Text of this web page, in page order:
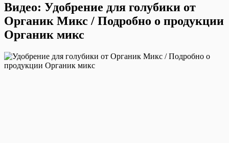
Видео: Удобрение для голубики от
Органик Микс / Подробно о продукции
Органик микс